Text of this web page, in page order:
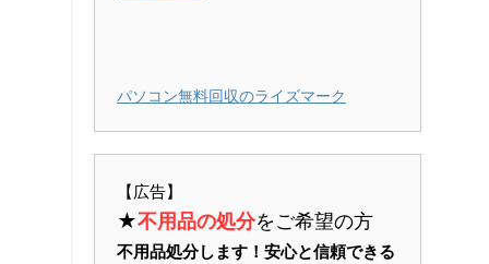
パソコン無料回収のライズマーク
【広告】
★不用品の処分をご希望の方
不用品処分します！安心と信頼できる